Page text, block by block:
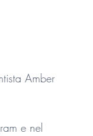
Amber
e nel